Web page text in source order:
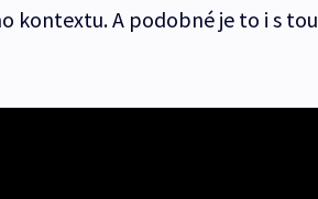
kontextu. A podobné je to i s tou